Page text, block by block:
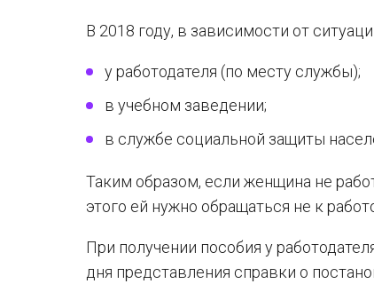
В 2018 году, в зависимости от
у работодателя (по месту службы);
в учебном заведении;
в службе социальной защиты
Таким образом, если женщина не
этого ей нужно обращаться не к
При получении пособия у
дня представления справки о